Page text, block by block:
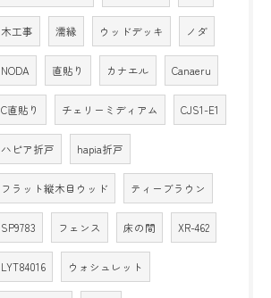
木工事 濡縁 ウッドデッキ ノダ
NODA 直貼り カナエル Canaeru
C直貼り チェリーミディアム CJS1-E1
ハピア折戸 hapia折戸
フラット縦木目ウッド ティーブラウン
SP9783 フェンス 床の間 XR-462
LYT84016 ウォシュレット